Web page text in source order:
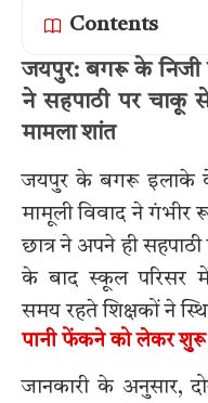
Contents
जयपुर: बगरू के निजी
ने सहपाठी पर चाकू
मामला शांत
जयपुर के बगरू इलाके
मामूली विवाद ने गंभीर
छात्र ने अपने ही
के बाद स्कूल परिसर
समय रहते शिक्षकों ने
पानी फेंकने को लेकर
जानकारी के अनुसार,